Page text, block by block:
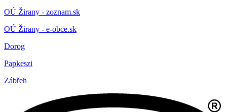
OÚ Žirany - zoznam.sk
OÚ Žirany - e-obce.sk
Dorog
Papkeszi
Zábřeh